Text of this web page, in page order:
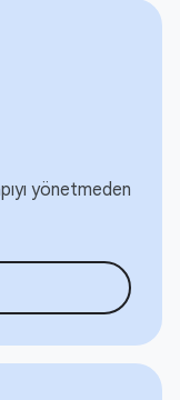
yönetmeden